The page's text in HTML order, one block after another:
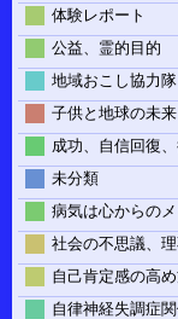
体験レポート
公益、霊的目的
地域おこし協力隊
子供と地球の未来
成功、自信回復
未分類
病気は心からのメ
社会の不思議、
自己肯定感の高
自律神経失調症